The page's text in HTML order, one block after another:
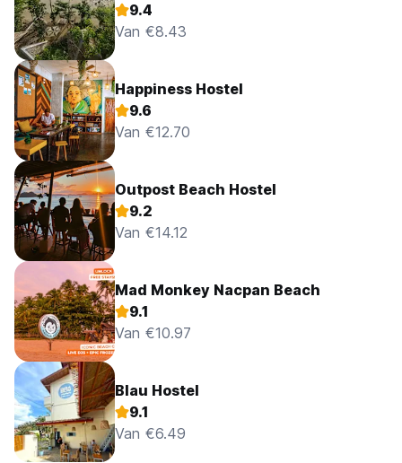
9.4
Van €8.43
Happiness Hostel
9.6
Van €12.70
Outpost Beach Hostel
9.2
Van €14.12
Mad Monkey Nacpan Beach
9.1
Van €10.97
Blau Hostel
9.1
Van €6.49